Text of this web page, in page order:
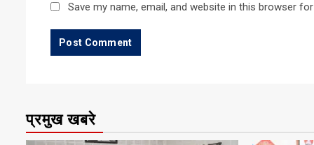
Save my name, email, and website in this browser
प्रमुख खबरे